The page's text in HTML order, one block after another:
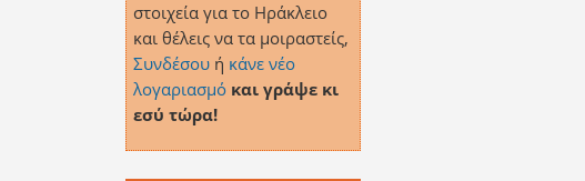
στοιχεία για το Ηράκλειο
και θέλεις να τα μοιραστείς,
Συνδέσουή κάνε νέο
λογαριασμό και γράψε κι
εσύ τώρα!